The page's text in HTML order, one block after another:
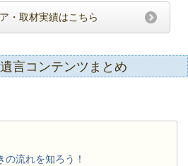
・取材実績はこちら
言コンテンツまとめ
の流れを知ろう！